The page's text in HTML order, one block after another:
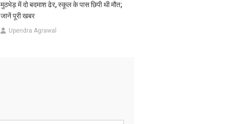
मुठभेड़ में दो बदमाश ढेर, स्कूल के पास छिपी थी मौत;
जानें पूरी खबर
Upendra Agrawal